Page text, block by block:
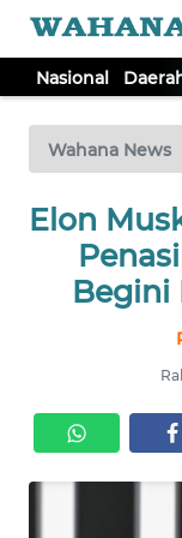
Nasional
Wahana News
Elon
Begini
TV
Tutup
NASIONAL
DAERAH
KRIMINAL
EKUIN